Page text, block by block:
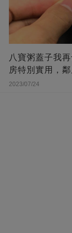
八寶粥蓋子我
房特別實用，
2023/07/24